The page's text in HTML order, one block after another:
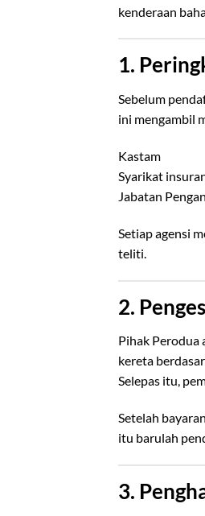
kenderaan
1.
Sebelum
ini mengambil
Kastam
Syarikat
Jabatan
Setiap agensi
teliti.
2.
Pihak Perodua
kereta
Selepas itu,
Setelah
itu barulah
3.